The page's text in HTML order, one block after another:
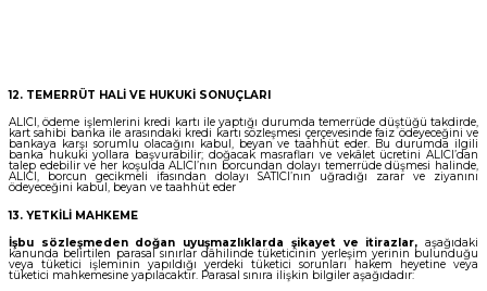
12. TEMERRÜT HALİ VE HUKUKİ SONUÇLARI
ALICI, ödeme işlemlerini kredi kartı ile yaptığı durumda temerrüde düştüğü takdirde,
kart sahibi banka ile arasındaki kredi kartı sözleşmesi çerçevesinde faiz ödeyeceğini ve
bankaya karşı sorumlu olacağını kabul, beyan ve taahhüt eder. Bu durumda ilgili
banka hukuki yollara başvurabilir; doğacak masrafları ve vekâlet ücretini ALICI’dan
talep edebilir ve her koşulda ALICI’nın borcundan dolayı temerrüde düşmesi halinde,
ALICI, borcun gecikmeli ifasından dolayı SATICI’nın uğradığı zarar ve ziyanını
ödeyeceğini kabul, beyan ve taahhüt eder
13. YETKİLİ MAHKEME
İşbu sözleşmeden doğan uyuşmazlıklarda şikayet ve itirazlar, aşağıdaki
kanunda belirtilen parasal sınırlar dâhilinde tüketicinin yerleşim yerinin bulunduğu
veya tüketici işleminin yapıldığı yerdeki tüketici sorunları hakem heyetine veya
tüketici mahkemesine yapılacaktır. Parasal sınıra ilişkin bilgiler aşağıdadır: